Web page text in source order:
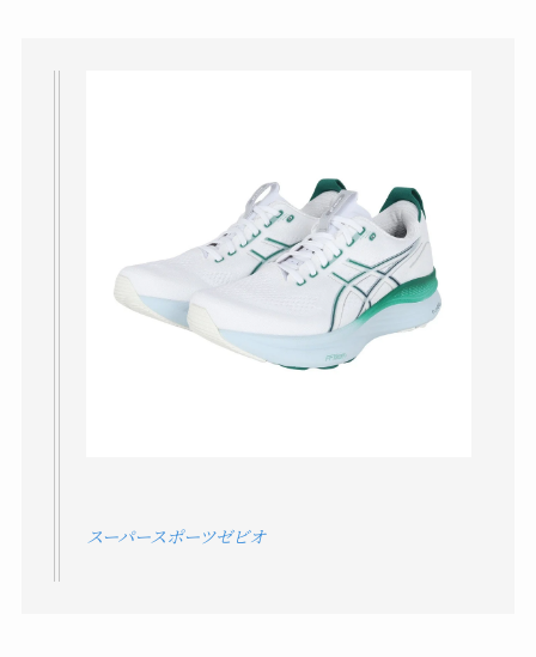
スーパースポーツゼビオ